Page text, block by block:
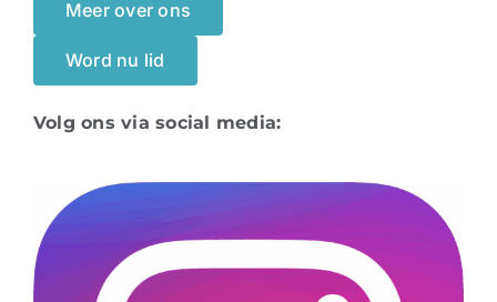
Meer over ons
Word nu lid
Volg ons via social media: